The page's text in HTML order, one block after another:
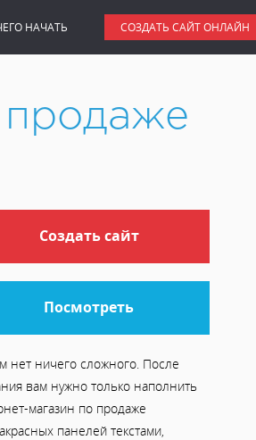
НАЧАТЬ СОЗДАТЬ САЙТ ОНЛАЙН
продаже
Создать сайт
Посмотреть
нет ничего сложного. После
вам нужно только наполнить
магазин по продаже
панелей текстами,